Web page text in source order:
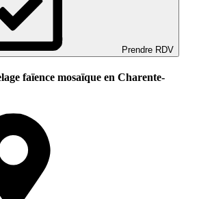
Prendre RDV
faïence mosaïque en Charente-